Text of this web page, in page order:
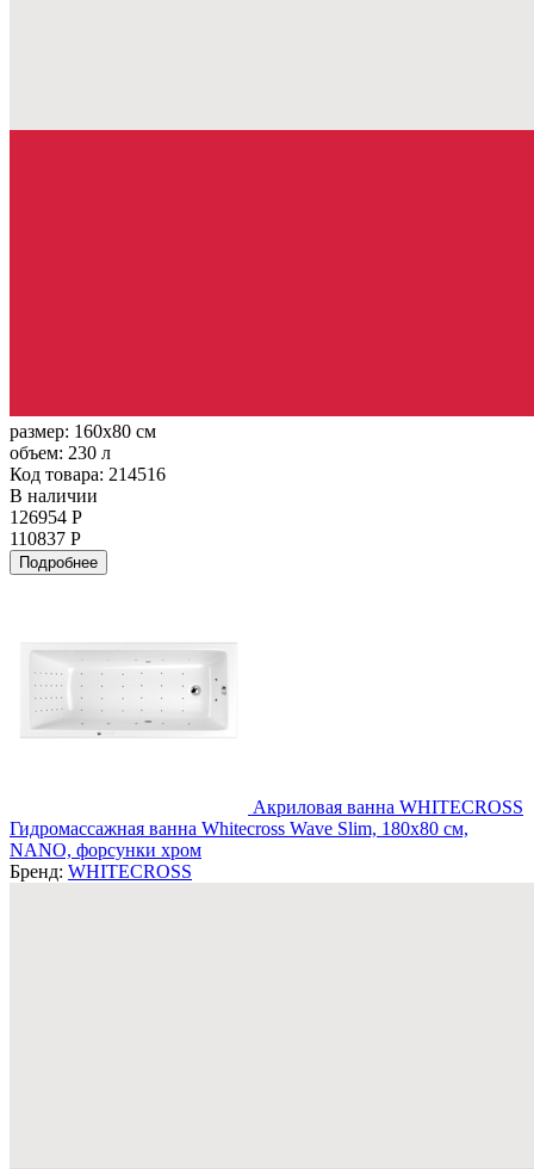
размер: 160x80 см
объем: 230 л
Код товара: 214516
В наличии
126954 Р
110837 Р
Подробнее
Акриловая ванна WHITECROSS
Гидромассажная ванна Whitecross Wave Slim, 180x80 см,
NANO, форсунки хром
Бренд: WHITECROSS